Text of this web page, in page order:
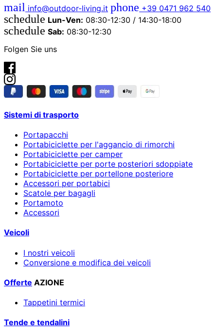
mail info@outdoor-living.it phone +39 0471 962 540
schedule Lun-Ven: 08:30-12:30 / 14:30-18:00
schedule Sab: 08:30-12:30
Folgen Sie uns
Sistemi di trasporto
Portapacchi
Portabiciclette per l'aggancio di rimorchi
Portabiciclette per camper
Portabiciclette per porte posteriori sdoppiate
Portabiciclette per portellone posteriore
Accessori per portabici
Scatole per bagagli
Portamoto
Accessori
Veicoli
I nostri veicoli
Conversione e modifica dei veicoli
Offerte AZIONE
Tappetini termici
Tende e tendalini